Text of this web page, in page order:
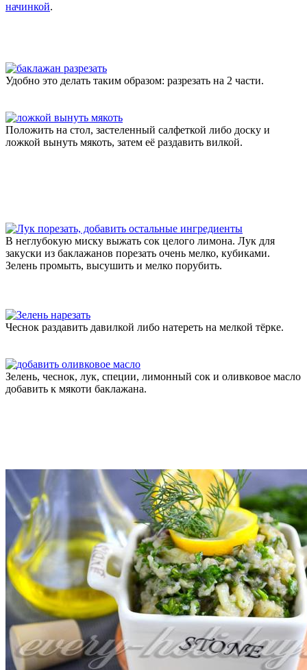
начинкой.
Удобно это делать таким образом: разрезать на 2 части.
Положить на стол, застеленный салфеткой либо доску и
ложкой вынуть мякоть, затем её раздавить вилкой.
В неглубокую миску выжать сок целого лимона. Лук для
закуски из баклажанов порезать очень мелко, кубиками.
Зелень промыть, высушить и мелко порубить.
Чеснок раздавить давилкой либо натереть на мелкой тёрке.
Зелень, чеснок, лук, специи, лимонный сок и оливковое масло
добавить к мякоти баклажана.